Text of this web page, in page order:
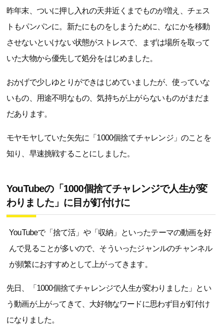
昨年末、ついに押し入れの天井近くまでものが増え、チェス
トもパンパンに。新たにものをしまうために、なにかを移動
させないといけない状態がストレスで、まずは場所を取って
いた大物から優先して処分をはじめました。
おかげで少しゆとりができはじめていましたが、使っていな
いもの、用途不明なもの、気持ちが上がらないものがまだま
だあります。
モヤモヤしていた矢先に「1000個捨てチャレンジ」のことを
知り、早速挑戦することにしました。
YouTubeの「1000個捨てチャレンジで人生が変
わりました」に目が釘付けに
YouTubeで「捨て活」や「収納」といったテーマの動画を好
んで見ることが多いので、そういったジャンルのチャンネル
が頻繁におすすめとして上がってきます。
先日、「1000個捨てチャレンジで人生が変わりました」とい
う動画が上がってきて、大好物なワードに思わず目が釘付け
になりました。